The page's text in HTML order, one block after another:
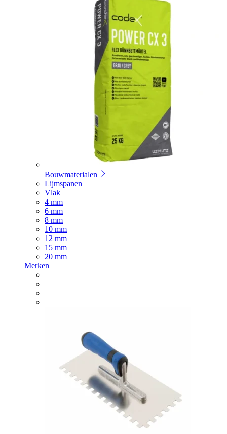
Bouwmaterialen
Lijmspanen
Vlak
4 mm
6 mm
8 mm
10 mm
12 mm
15 mm
20 mm
Merken